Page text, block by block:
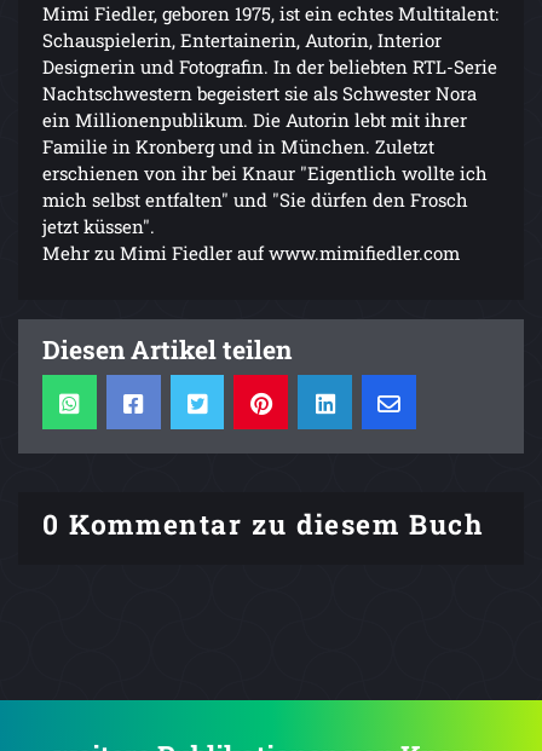
Mimi Fiedler, geboren 1975, ist ein echtes Multitalent:
Schauspielerin, Entertainerin, Autorin, Interior
Designerin und Fotografin. In der beliebten RTL-Serie
Nachtschwestern begeistert sie als Schwester Nora
ein Millionenpublikum. Die Autorin lebt mit ihrer
Familie in Kronberg und in München. Zuletzt
erschienen von ihr bei Knaur "Eigentlich wollte ich
mich selbst entfalten" und "Sie dürfen den Frosch
jetzt küssen".
Mehr zu Mimi Fiedler auf www.mimifiedler.com
Diesen Artikel teilen
0 Kommentar zu diesem Buch